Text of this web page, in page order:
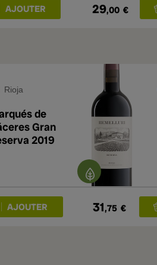
29,00 €
Rioja
de
Gran
2019
31,75 €